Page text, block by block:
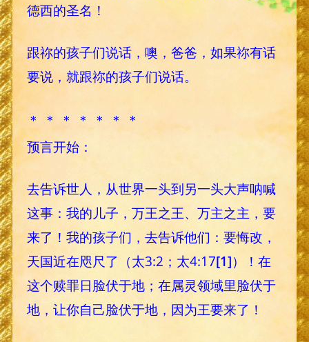
德西的圣名！
跟祢的孩子们说话，噢，爸爸，如果祢有话
要说，就跟祢的孩子们说话。
＊ ＊ ＊ ＊ ＊ ＊ ＊
预言开始：
去告诉世人，从世界一头到另一头大声呐喊
这事：我的儿子，万王之王、万主之主，要
来了！我的孩子们，去告诉他们：要悔改，
天国近在咫尺了（太3:2；太4:17[1]）！在
这个赎罪日脸伏于地；在属灵领域里脸伏于
地，让你自己脸伏于地，因为王要来了！